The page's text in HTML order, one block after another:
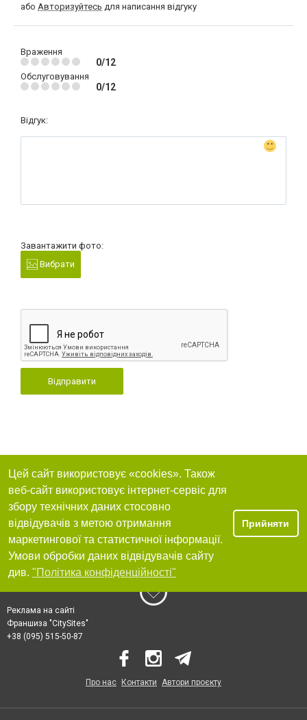
або Авторизуйтесь для написання відгуку
Враження
0/12
Обслуговування
0/12
Відгук:
Завантажити фото:
Вибрати
Відправити
Цей сайт використовує «cookies». Також
веб-сайт використовує інтернет-сервіс для
збору технічних даних стосовно
відвідувачів з метою отримання
маркетингової та статистичної інформації.
Умови обробки даних відвідувачів сайту
див. "Політика конфіденційності"
Прийняти
Реклама на сайті
Франшиза "CitySites"
+38 (095) 515-50-87
Про нас Контакти Автори проєкту